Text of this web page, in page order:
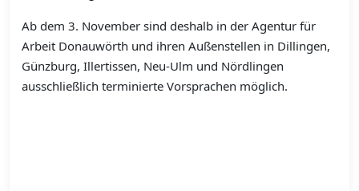
Ab dem 3. November sind deshalb in der Agentur für
Arbeit Donauwörth und ihren Außenstellen in Dillingen,
Günzburg, Illertissen, Neu-Ulm und Nördlingen
ausschließlich terminierte Vorsprachen möglich.